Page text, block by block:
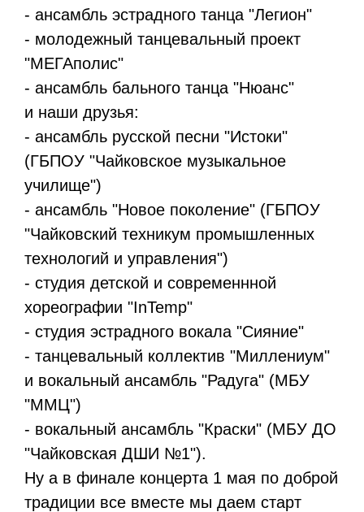
- ансамбль эстрадного танца "Легион"
- молодежный танцевальный проект
"МЕГАполис"
- ансамбль бального танца "Нюанс"
и наши друзья:
- ансамбль русской песни "Истоки"
(ГБПОУ "Чайковское музыкальное
училище")
- ансамбль "Новое поколение" (ГБПОУ
"Чайковский техникум промышленных
технологий и управления")
- студия детской и современнной
хореографии "InTemp"
- студия эстрадного вокала "Сияние"
- танцевальный коллектив "Миллениум"
и вокальный ансамбль "Радуга" (МБУ
"ММЦ")
- вокальный ансамбль "Краски" (МБУ ДО
"Чайковская ДШИ №1").
Ну а в финале концерта 1 мая по доброй
традиции все вместе мы даем старт